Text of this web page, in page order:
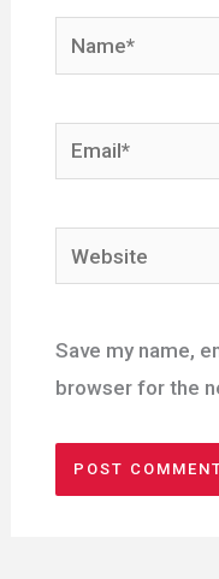
Name*
Email*
Website
Save my name,
browser for the